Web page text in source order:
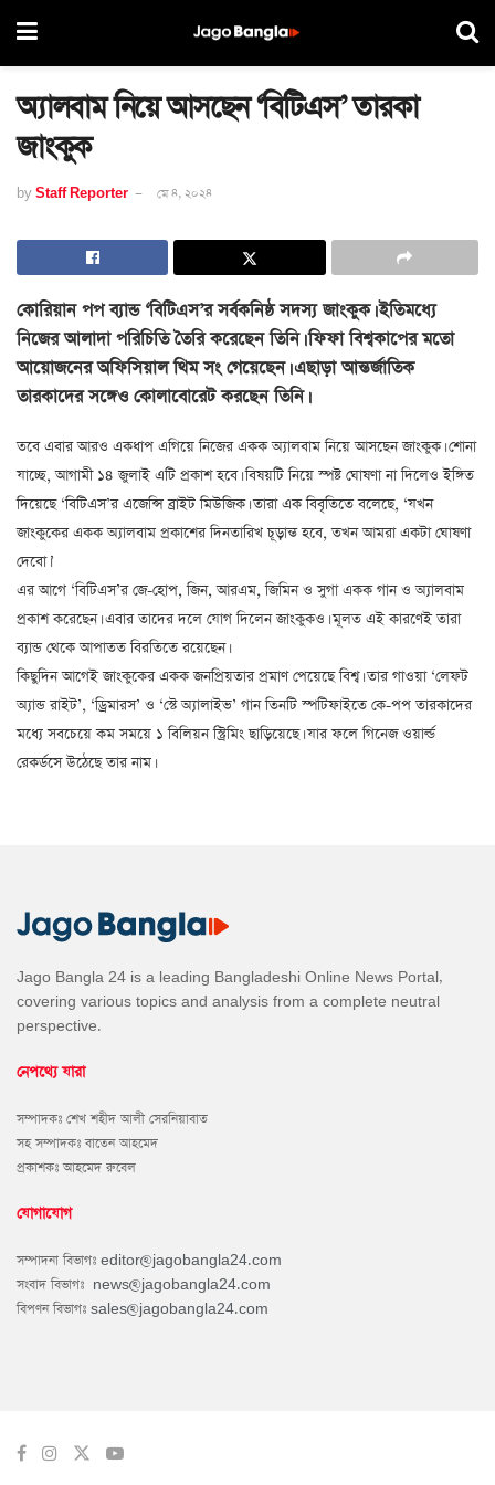
অ্যালবাম নিয়ে আসছেন ‘বিটিএস’ তারকা
জাংকুক
by Staff Reporter মে ৪, ২০২৪
কোরিয়ান পপ ব্যান্ড ‘বিটিএস’র সর্বকনিষ্ঠ সদস্য জাংকুক। ইতিমধ্যে
নিজের আলাদা পরিচিতি তৈরি করেছেন তিনি। ফিফা বিশ্বকাপের মতো
আয়োজনের অফিসিয়াল থিম সং গেয়েছেন। এছাড়া আন্তর্জাতিক
তারকাদের সঙ্গেও কোলাবোরেট করছেন তিনি।
তবে এবার আরও একধাপ এগিয়ে নিজের একক অ্যালবাম নিয়ে আসছেন জাংকুক। শোনা
যাচ্ছে, আগামী ১৪ জুলাই এটি প্রকাশ হবে। বিষয়টি নিয়ে স্পষ্ট ঘোষণা না দিলেও ইঙ্গিত
দিয়েছে ‘বিটিএস’র এজেন্সি ব্রাইট মিউজিক। তারা এক বিবৃতিতে বলেছে, ‘যখন
জাংকুকের একক অ্যালবাম প্রকাশের দিনতারিখ চূড়ান্ত হবে, তখন আমরা একটা ঘোষণা
দেবো।’
এর আগে ‘বিটিএস’র জে-হোপ, জিন, আরএম, জিমিন ও সুগা একক গান ও অ্যালবাম
প্রকাশ করেছেন। এবার তাদের দলে যোগ দিলেন জাংকুকও। মূলত এই কারণেই তারা
ব্যান্ড থেকে আপাতত বিরতিতে রয়েছেন।
কিছুদিন আগেই জাংকুকের একক জনপ্রিয়তার প্রমাণ পেয়েছে বিশ্ব। তার গাওয়া ‘লেফট
অ্যান্ড রাইট’, ‘ড্রিমারস’ ও ‘স্টে অ্যালাইভ’ গান তিনটি স্পটিফাইতে কে-পপ তারকাদের
মধ্যে সবচেয়ে কম সময়ে ১ বিলিয়ন স্ট্রিমিং ছাড়িয়েছে। যার ফলে গিনেজ ওয়ার্ল্ড
রেকর্ডসে উঠেছে তার নাম।
Jago Bangla 24 is a leading Bangladeshi Online News Portal,
covering various topics and analysis from a complete neutral
perspective.
নেপথ্যে যারা
সম্পাদকঃ শেখ শহীদ আলী সেরনিয়াবাত
সহ সম্পাদকঃ বাতেন আহমেদ
প্রকাশকঃ আহমেদ রুবেল
যোগাযোগ
সম্পাদনা বিভাগঃ editor@jagobangla24.com
সংবাদ বিভাগঃ news@jagobangla24.com
বিপণন বিভাগঃ sales@jagobangla24.com